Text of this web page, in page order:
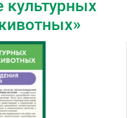
культурных